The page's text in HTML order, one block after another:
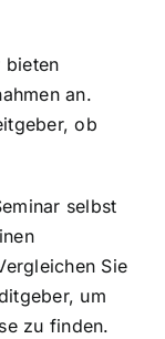
bieten
an.
ob
selbst
Sie
um
zu finden.